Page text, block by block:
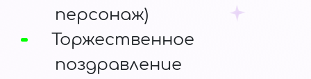
персонаж)
Торжественное
поздравление